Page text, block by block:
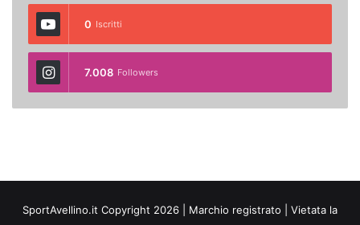
0 Iscritti
7.008 Followers
SportAvellino.it Copyright 2026 | Marchio registrato | Vietata la